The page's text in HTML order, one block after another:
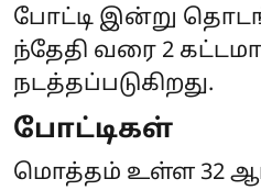
போட்டி இன்று
ந்தேதி வரை 2
நடத்தப்படுகிறது.
போட்டிகள்
மொத்தம் உள்ள 32